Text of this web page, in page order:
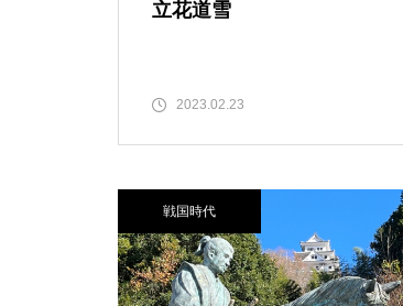
立花道雪
2023.02.23
戦国時代